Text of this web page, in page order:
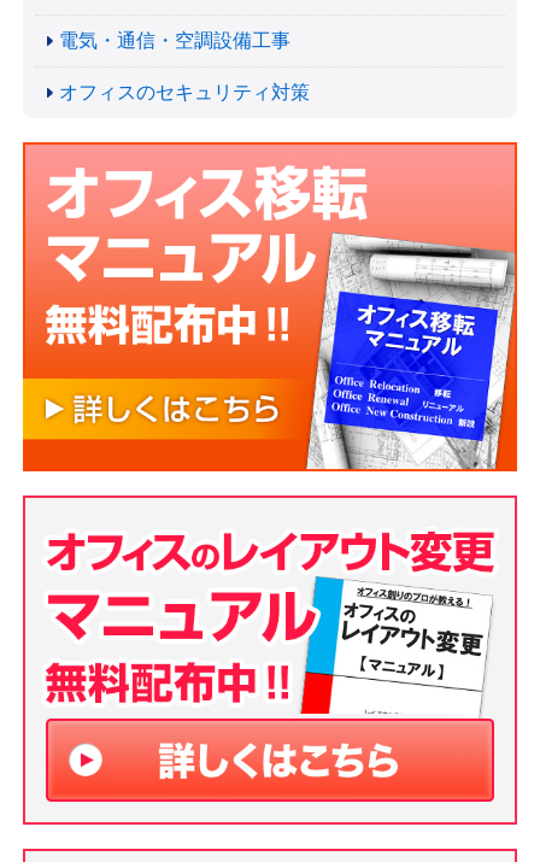
電気・通信・空調設備工事
オフィスのセキュリティ対策